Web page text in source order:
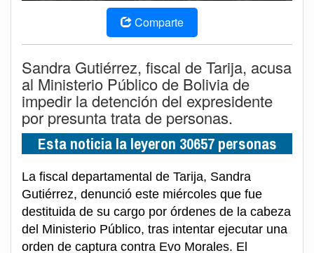
Comparte
Sandra Gutiérrez, fiscal de Tarija, acusa
al Ministerio Público de Bolivia de
impedir la detención del expresidente
por presunta trata de personas.
Esta noticia la leyeron 30657 personas
La fiscal departamental de Tarija, Sandra
Gutiérrez, denunció este miércoles que fue
destituida de su cargo por órdenes de la cabeza
del Ministerio Público, tras intentar ejecutar una
orden de captura contra Evo Morales. El